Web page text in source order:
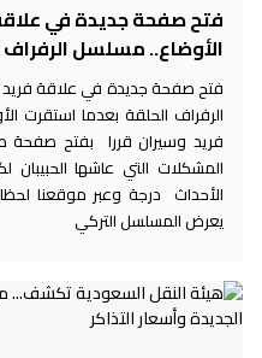
فتح صفحة جديدة في
الأوضاع.. مسلسل الرفراف
فتح صفحة جديدة في علاقة فريد
الرفراف الحلقة بعدما استقرت
فريد وسيران قررا بفتح
المشكلات التي عاشها
الأحداث درجة وعبر موقعنا
يعرض المسلسل التركي